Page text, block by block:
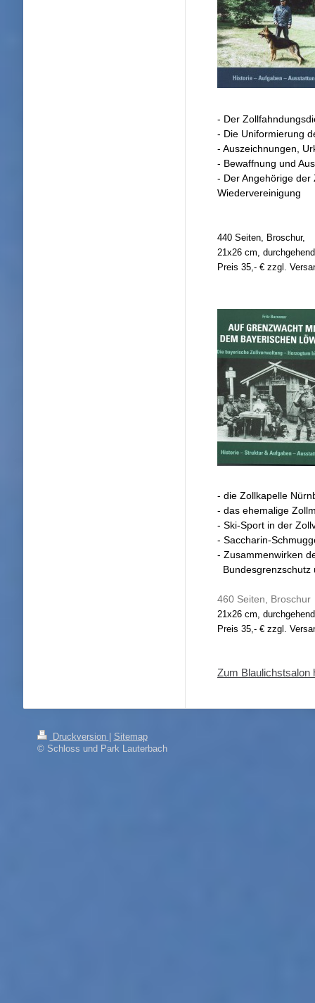
- Der
- Die Uniformierung
- Auszeichnungen,
- Bewaffnung und
- Der Angehörige der
Wiedervereinigung
440 Seiten, Broschur,
21x26 cm,
Preis 35,- € zzgl.
- die Zollkapelle
- das ehemalige
- Ski-Sport in der
- Saccharin-
- Zusammenwirken
Bundesgrenzschutz
460 Seiten, Broschur
21x26 cm,
Preis 35,- € zzgl.
Zum Blaulichstsalon
Druckversion
Sitemap
© Schloss und Park Lauterbach